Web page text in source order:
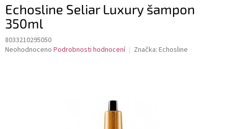
Echosline Seliar Luxury šampon
350ml
8033210295050
Průměrné
Neohodnoceno Podrobnosti hodnocení Značka: Echosline